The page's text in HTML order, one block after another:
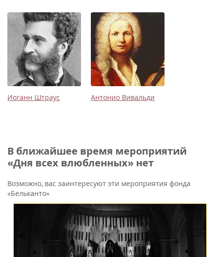
Иоганн Штраус Антонио Вивальди
В ближайшее время мероприятий
«Дня всех влюбленных» нет
Возможно, вас заинтересуют эти мероприятия фонда
«Бельканто»